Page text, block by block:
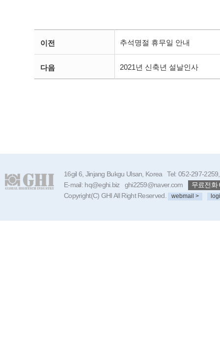
이전 추석명절 휴무일 안내
다음 2021년 신축년 설날인사
16gil 6, Jinjang Bukgu Ulsan, Korea Tel: 052-297-
E-mail: hq@eghi.biz ghi2259@naver.com
무료전화
Copyright(C) GHI All Right Reserved.
webmail >